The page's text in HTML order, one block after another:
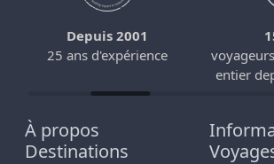
Depuis 2001
25 ans d'expérience
entier
À propos
Destinations